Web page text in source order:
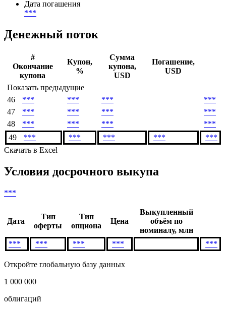
Дата погашения
***
Денежный поток
#
Окончание
купона
Купон,
%
Сумма
купона,
USD
Погашение,
USD
Показать предыдущие
46
*** *** ***
***
47
*** *** ***
***
48
*** *** ***
***
49
*** *** *** ***
***
Скачать в Excel
Условия досрочного выкупа
***
Дата
Тип
оферты
Тип
опциона
Цена
Выкупленный
объём по
номиналу, млн
***
*** *** *** ***
Откройте глобальную базу данных
1 000 000
облигаций